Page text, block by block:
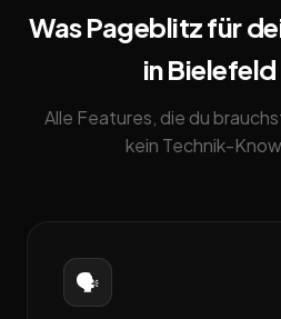
Was Pageblitz für
in
Alle Features, die du
kein Technik-
🗣️